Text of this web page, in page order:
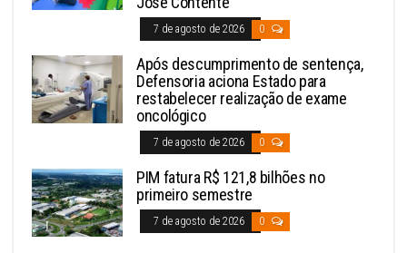
7 de agosto de 2026 0
Após descumprimento de sentença,
Defensoria aciona Estado para
restabelecer realização de exame
oncológico
7 de agosto de 2026 0
PIM fatura R$ 121,8 bilhões no
primeiro semestre
7 de agosto de 2026 0